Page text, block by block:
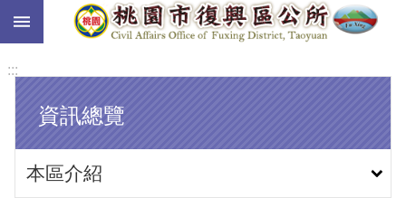
跳到主要內容區塊
:::
資訊總覽
本區介紹